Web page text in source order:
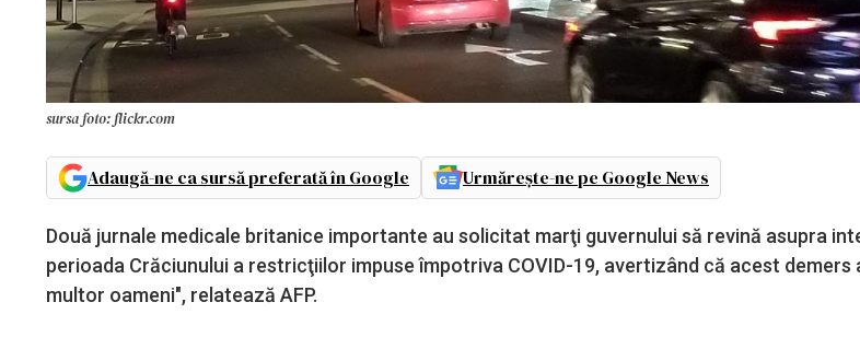
sursa foto: flickr.com
Adaugă-ne ca sursă preferată în Google Urmărește-ne pe Google News
Două jurnale medicale britanice importante au solicitat marţi guvernului să revină asupra
perioada Crăciunului a restricţiilor impuse împotriva COVID-19, avertizând că acest demers
multor oameni", relatează AFP.